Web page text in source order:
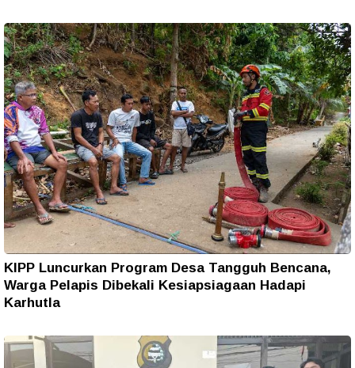
KIPP Luncurkan Program Desa Tangguh Bencana,
Warga Pelapis Dibekali Kesiapsiagaan Hadapi
Karhutla